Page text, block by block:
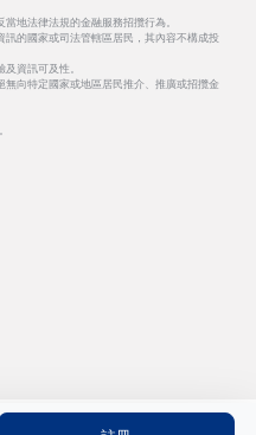
地法律法規的金融服務招攬行為。
的國家或司法管轄區居民，其內容不構成投
資訊可及性。
向特定國家或地區居民推介、推廣或招攬金